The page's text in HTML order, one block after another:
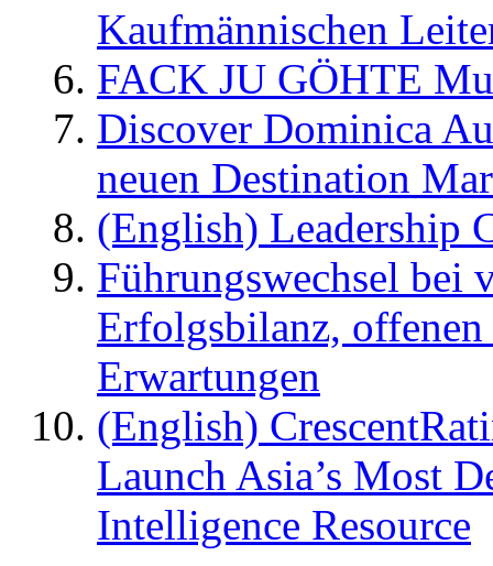
Kaufmännischen
FACK JU GÖHTE
Discover Dominica
neuen Destination
(English) Leadership
Führungswechsel bei
Erfolgsbilanz,
Erwartungen
(English)
Launch Asia’s Most
Intelligence Resource